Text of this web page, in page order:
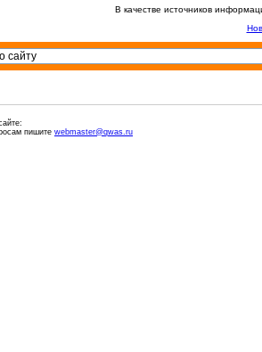
В качестве источников
пишите webmaster@qwas.ru